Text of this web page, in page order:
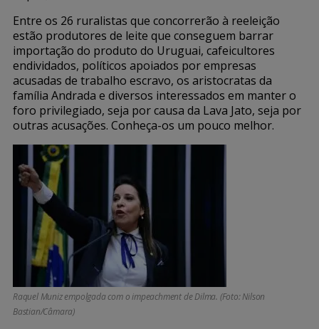
Entre os 26 ruralistas que concorrerão à reeleição
estão produtores de leite que conseguem barrar
importação do produto do Uruguai, cafeicultores
endividados, políticos apoiados por empresas
acusadas de trabalho escravo, os aristocratas da
família Andrada e diversos interessados em manter o
foro privilegiado, seja por causa da Lava Jato, seja por
outras acusações. Conheça-os um pouco melhor.
Raquel Muniz empolgada com o impeachment de Dilma. (Foto: Nilson
Bastian/Câmara)